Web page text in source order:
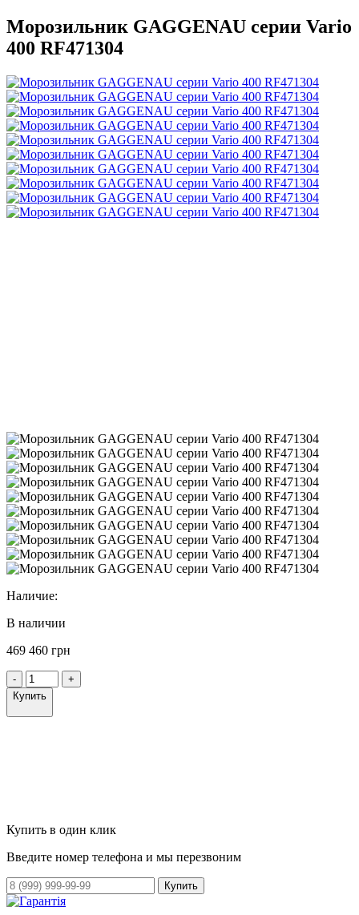
Морозильник GAGGENAU серии Vario
400 RF471304
Наличие:
В наличии
469 460 грн
-
+
Купить
Купить в один клик
Введите номер телефона и мы перезвоним
Купить